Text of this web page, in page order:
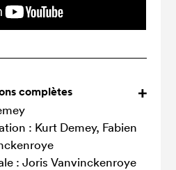
complètes
: Kurt Demey, Fabien
: Joris Vanvinckenroye